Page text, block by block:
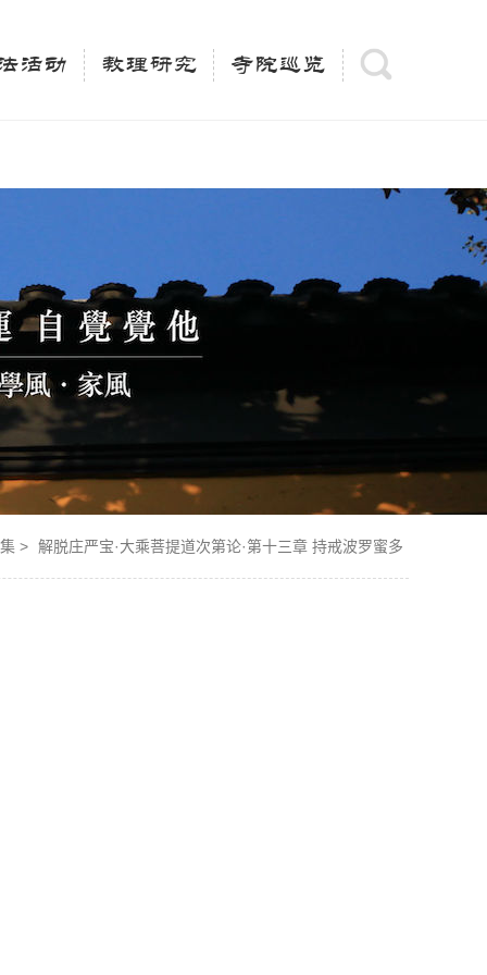
活动 教理研究 寺院巡览
> 解脱庄严宝·大乘菩提道次第论·第十三章 持戒波罗蜜多